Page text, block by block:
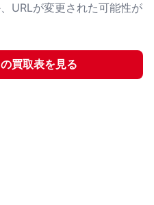
URLが変更された可能性が
の買取表を見る